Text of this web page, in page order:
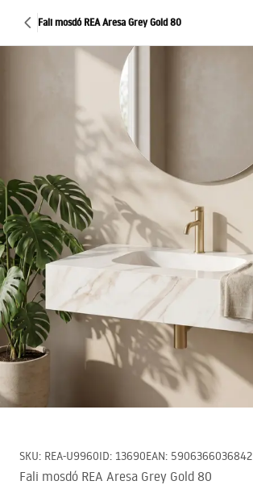
Fali mosdó REA Aresa Grey Gold 80
SKU: REA-U9960ID: 13690EAN: 5906366036842
Fali mosdó REA Aresa Grey Gold 80